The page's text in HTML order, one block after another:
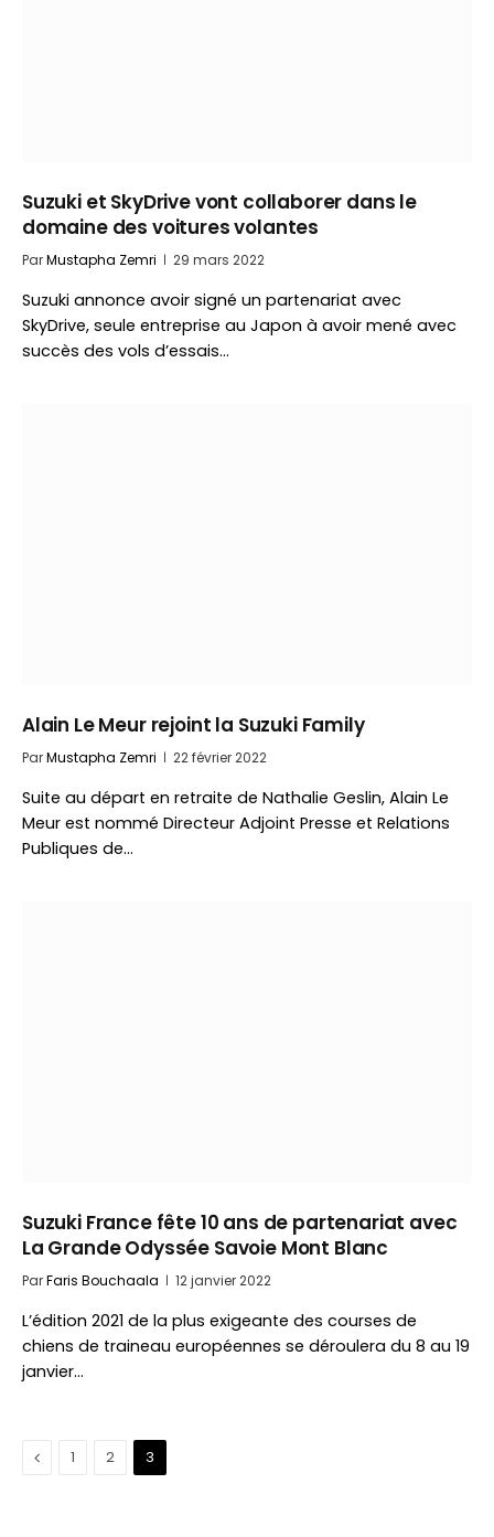
Suzuki et SkyDrive vont collaborer dans le
domaine des voitures volantes
ParMustapha Zemri 29 mars 2022
Suzuki annonce avoir signé un partenariat avec
SkyDrive, seule entreprise au Japon à avoir mené avec
succès des vols d’essais…
Alain Le Meur rejoint la Suzuki Family
ParMustapha Zemri 22 février 2022
Suite au départ en retraite de Nathalie Geslin, Alain Le
Meur est nommé Directeur Adjoint Presse et Relations
Publiques de…
Suzuki France fête 10 ans de partenariat avec
La Grande Odyssée Savoie Mont Blanc
ParFaris Bouchaala 12 janvier 2022
L’édition 2021 de la plus exigeante des courses de
chiens de traineau européennes se déroulera du 8 au 19
janvier…
Précédent
1 2 3